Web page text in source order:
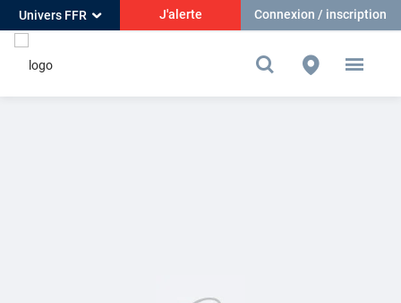
Univers FFR J'alerte Connexion / inscription